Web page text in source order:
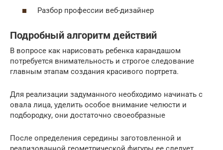
Разбор профессии веб-дизайнер
Подробный алгоритм действий
В вопросе как нарисовать ребенка карандашом
потребуется внимательность и строгое следование
главным этапам создания красивого портрета.
Для реализации задуманного необходимо начинать с
овала лица, уделить особое внимание челюсти и
подбородку, они достаточно своеобразные
После определения середины заготовленной и